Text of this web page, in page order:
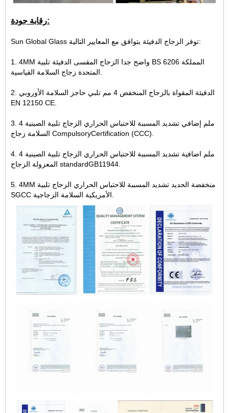
رقابة جودة:
Sun Global Glass توفر الزجاج الدفيئة يتوافق مع المعايير التالية:
1. 4MM واضح جدا الزجاج المقسى الدفيئة تلبية BS 6206 المملكة
2. الدفيئة المقواة بالزجاج المنخفض 4 مم تلبي حاجز السلامة الأوروبي
EN 12150 CE.
3. 4 ملم إضافي تشديد المسببة للاحتباس الحراري الزجاج تلبية الصينية
السلامة زجاج CompulsoryCertification (CCC).
4. 4 ملم اضافية تشديد المسببة للاحتباس الحراري الزجاج تلبية الصينية
المعزولة الزجاج standardGB11944.
5. 4MM منخفضة الحديد تشديد المسببة للاحتباس الحراري الزجاج تلبية